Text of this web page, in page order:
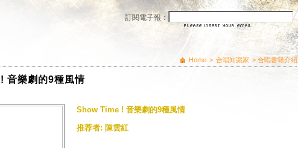
訂閱電子報：
Home > 合唱知識家 > 合唱書籍介紹
音樂劇的9種風情
Show Time ! 音樂劇的9種風情
推荐者: 陳雲紅